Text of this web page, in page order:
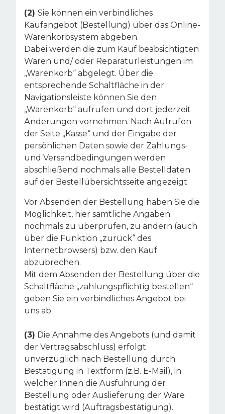
(2) Sie können ein verbindliches
Kaufangebot (Bestellung) über das Online-
Warenkorbsystem abgeben.
Dabei werden die zum Kauf beabsichtigten
Waren und/ oder Reparaturleistungen im
„Warenkorb“ abgelegt. Über die
entsprechende Schaltfläche in der
Navigationsleiste können Sie den
„Warenkorb“ aufrufen und dort jederzeit
Änderungen vornehmen. Nach Aufrufen
der Seite „Kasse“ und der Eingabe der
persönlichen Daten sowie der Zahlungs-
und Versandbedingungen werden
abschließend nochmals alle Bestelldaten
auf der Bestellübersichtsseite angezeigt.
Vor Absenden der Bestellung haben Sie die
Möglichkeit, hier sämtliche Angaben
nochmals zu überprüfen, zu ändern (auch
über die Funktion „zurück“ des
Internetbrowsers) bzw. den Kauf
abzubrechen.
Mit dem Absenden der Bestellung über die
Schaltfläche „zahlungspflichtig bestellen“
geben Sie ein verbindliches Angebot bei
uns ab.
(3) Die Annahme des Angebots (und damit
der Vertragsabschluss) erfolgt
unverzüglich nach Bestellung durch
Bestätigung in Textform (z.B. E-Mail), in
welcher Ihnen die Ausführung der
Bestellung oder Auslieferung der Ware
bestätigt wird (Auftragsbestätigung).